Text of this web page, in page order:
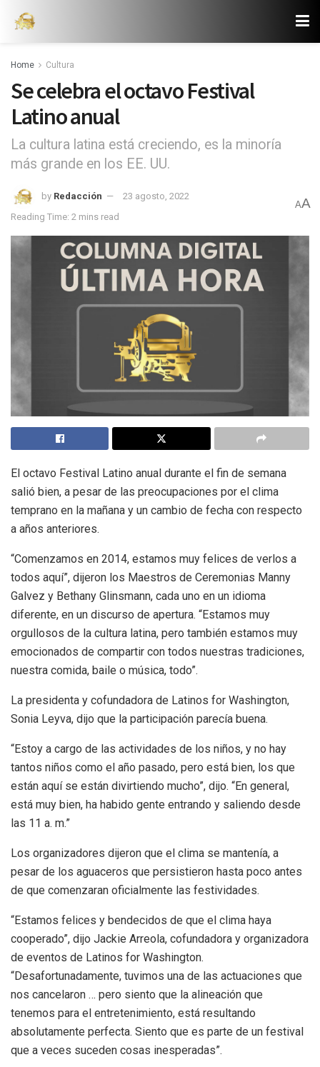
Home Cultura
Se celebra el octavo Festival
Latino anual
La cultura latina está creciendo, es la minoría
más grande en los EE. UU.
by Redacción
23 agosto, 2022
Reading Time: 2 mins read
AA
El octavo Festival Latino anual durante el fin de semana
salió bien, a pesar de las preocupaciones por el clima
temprano en la mañana y un cambio de fecha con respecto
a años anteriores.
“Comenzamos en 2014, estamos muy felices de verlos a
todos aquí”, dijeron los Maestros de Ceremonias Manny
Galvez y Bethany Glinsmann, cada uno en un idioma
diferente, en un discurso de apertura. “Estamos muy
orgullosos de la cultura latina, pero también estamos muy
emocionados de compartir con todos nuestras tradiciones,
nuestra comida, baile o música, todo”.
La presidenta y cofundadora de Latinos for Washington,
Sonia Leyva, dijo que la participación parecía buena.
“Estoy a cargo de las actividades de los niños, y no hay
tantos niños como el año pasado, pero está bien, los que
están aquí se están divirtiendo mucho”, dijo. “En general,
está muy bien, ha habido gente entrando y saliendo desde
las 11 a. m.”
Los organizadores dijeron que el clima se mantenía, a
pesar de los aguaceros que persistieron hasta poco antes
de que comenzaran oficialmente las festividades.
“Estamos felices y bendecidos de que el clima haya
cooperado”, dijo Jackie Arreola, cofundadora y organizadora
de eventos de Latinos for Washington.
“Desafortunadamente, tuvimos una de las actuaciones que
nos cancelaron … pero siento que la alineación que
tenemos para el entretenimiento, está resultando
absolutamente perfecta. Siento que es parte de un festival
que a veces suceden cosas inesperadas”.